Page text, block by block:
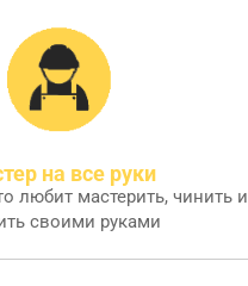
на все руки
любит мастерить, чинить и
своими руками